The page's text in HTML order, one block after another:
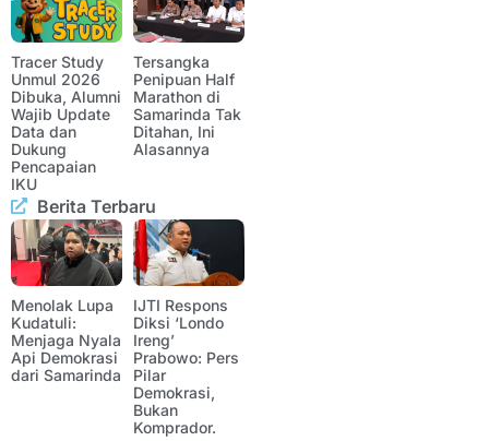
Tracer Study
Unmul 2026
Dibuka, Alumni
Wajib Update
Data dan
Dukung
Pencapaian
IKU
Tersangka
Penipuan Half
Marathon di
Samarinda Tak
Ditahan, Ini
Alasannya
Berita Terbaru
Menolak Lupa
Kudatuli:
Menjaga Nyala
Api Demokrasi
dari Samarinda
IJTI Respons
Diksi ‘Londo
Ireng’
Prabowo: Pers
Pilar
Demokrasi,
Bukan
Komprador.